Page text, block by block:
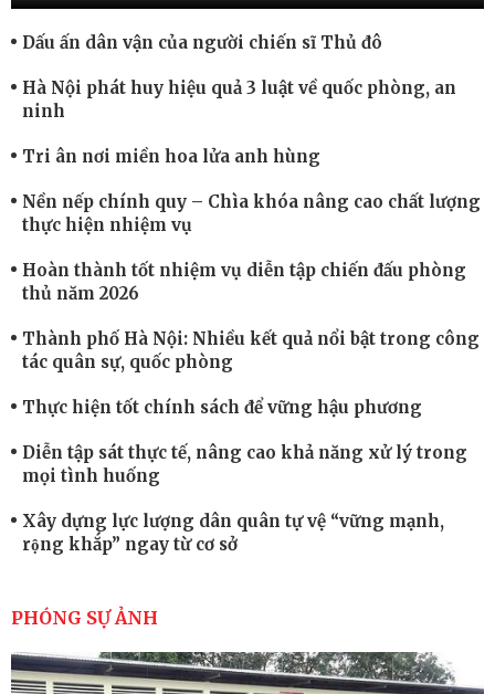
Dấu ấn dân vận của người chiến sĩ Thủ đô
Hà Nội phát huy hiệu quả 3 luật về quốc phòng, an
ninh
Tri ân nơi miền hoa lửa anh hùng
Nền nếp chính quy – Chìa khóa nâng cao chất lượng
thực hiện nhiệm vụ
Hoàn thành tốt nhiệm vụ diễn tập chiến đấu phòng
thủ năm 2026
Thành phố Hà Nội: Nhiều kết quả nổi bật trong công
tác quân sự, quốc phòng
Thực hiện tốt chính sách để vững hậu phương
Diễn tập sát thực tế, nâng cao khả năng xử lý trong
mọi tình huống
Xây dựng lực lượng dân quân tự vệ “vững mạnh,
rộng khắp” ngay từ cơ sở
cao sức mạnh chiến đấu
Tiểu đoàn Thiết giáp hoàn thành tốt diễn tập chiến
thuật có bắn đạn thật
PHÓNG SỰ ẢNH